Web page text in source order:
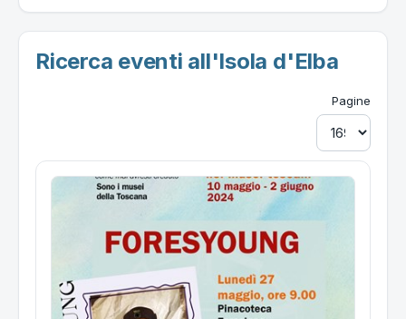
Ricerca eventi all'Isola d'Elba
Pagine